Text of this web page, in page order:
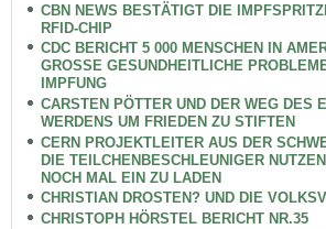
CBN NEWS BESTÄTIGT DIE
RFID-CHIP
CDC BERICHT 5 000 MENSCHEN IN
GROSSE GESUNDHEITLICHE
IMPFUNG
CARSTEN PÖTTER UND DER WEG DES
WERDENS UM FRIEDEN ZU STIFTEN
CERN PROJEKTLEITER AUS DER
DIE TEILCHENBESCHLEUNIGER
NOCH MAL EIN ZU LADEN
CHRISTIAN DROSTEN? UND DIE
CHRISTOPH HÖRSTEL BERICHT NR.35